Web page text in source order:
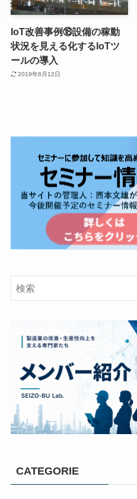
IoT改善事例⑱設備の稼動
状況を見える化するIoTツ
ールの導入
2019年6月12日
CATEGORIE